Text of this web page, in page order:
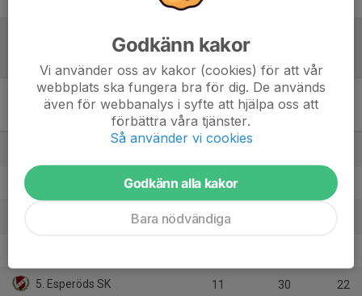
Division 6 Herr Mellersta
M
13 32
12
5. Esperöds SK 11 30 22
Godkänn kakor
Vi använder oss av kakor (cookies) för att vår
webbplats ska fungera bra för dig. De används
även för webbanalys i syfte att hjälpa oss att
förbättra våra tjänster.
Så använder vi cookies
Godkänn alla kakor
Bara nödvändiga